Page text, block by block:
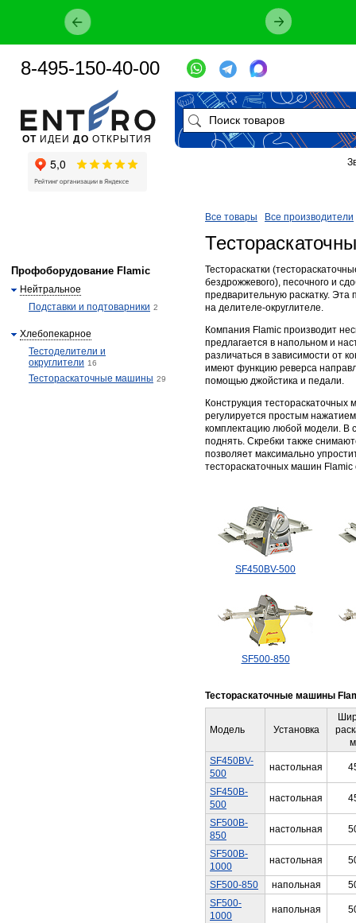
Все товары Все производители
Тестораскатки
бездрожжевого), песочного и
предварительную раскатку.
на делителе-округлителе.
Компания Flamic производит
предлагается в напольном и
различаться в зависимости от
имеют функцию реверса
помощью джойстика и педали.
Конструкция
регулируется простым
комплектацию любой модели. В
поднять. Скребки также
позволяет максимально
тестораскаточных машин
SF450BV-500
SF500-850
Тестораскаточные машины
Модель Установка
SF450BV-
500
настольная
SF450B-
500
настольная
SF500B-
850
настольная
SF500B-
1000
настольная
SF500-850 напольная
SF500-
1000
напольная
Профоборудование Flamic
Нейтральное
Подставки и подтоварники 2
Хлебопекарное
Тестоделители и
округлители 16
Тестораскаточные машины 29
ОТ ИДЕИ ДО ОТКРЫТИЯ
8-495-150-40-00